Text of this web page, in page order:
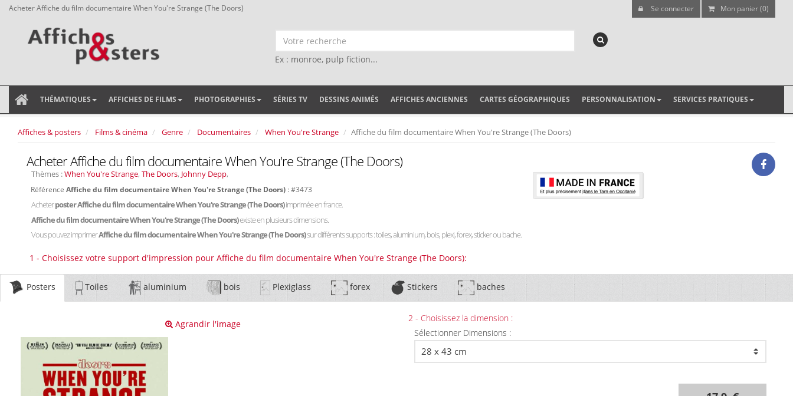
Acheter Affiche du film documentaire When You're Strange (The Doors) Se connecter Mon panier (0)
Ex : monroe, pulp fiction...
THÉMATIQUES AFFICHES DE FILMS PHOTOGRAPHIES SÉRIES TV DESSINS ANIMÉS AFFICHES ANCIENNES CARTES GÉOGRAPHIQUES PERSONNALISATION SERVICES PRATIQUES
Affiches & posters Films & cinéma Genre Documentaires When You're Strange Affiche du film documentaire When You're Strange (The Doors)
Acheter Affiche du film documentaire When You're Strange (The Doors)
Thèmes :When You're Strange, The Doors, Johnny Depp,
Référence Affiche du film documentaire When You're Strange (The Doors) : #3473
Acheterposter Affiche du film documentaire When You're Strange (The Doors)imprimée en france.
Affiche du film documentaire When You're Strange (The Doors)existe en plusieurs dimensions.
Vous pouvez imprimerAffiche du film documentaire When You're Strange (The Doors)sur différents supports : toiles, aluminium, bois, plexi, forex, sticker ou bache.
1 - Choisissez votre support d'impression pour Affiche du film documentaire When You're Strange (The Doors):
Posters Toiles aluminium bois Plexiglass forex Stickers baches
Agrandir l'image
2 - Choisissez la dimension :
Sélectionner Dimensions :